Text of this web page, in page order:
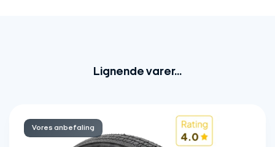
Lignende varer...